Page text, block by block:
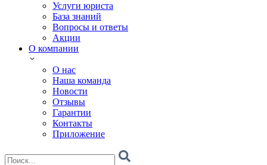
Услуги юриста
База знаний
Вопросы и ответы
Акции
О компании
О нас
Наша команда
Новости
Отзывы
Гарантии
Контакты
Приложение